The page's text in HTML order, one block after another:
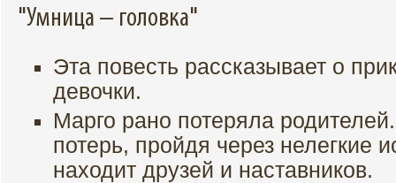
"Умница – головка"
Эта повесть рассказывает о
девочки.
Марго рано потеряла
потерь, пройдя через нелегкие
находит друзей и наставников.